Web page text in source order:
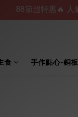
食 手作點心-銅
88節超特惠🔥